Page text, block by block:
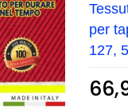
per
127,